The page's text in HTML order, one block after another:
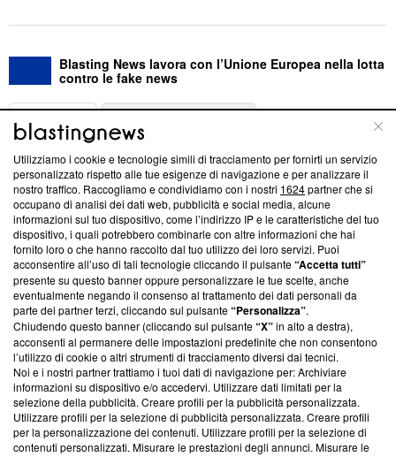
Blasting News lavora con l’Unione Europea nella lotta
contro le fake news
ABOUT
Questa sezione offre informazioni trasparenti su Blasting
News, sui nostri processi editoriali e su come ci impegniamo a
creare news di qualità. Inoltre, afferma la nostra aderenza a
‘Trust Project - News with Integrity’Blasting News non è
ancora membro del programma, ma ha richiesto di farne
parte; Trust Project non ha ancora effettuato una verifica di
conformità agli standard.
Su di noi
Team editoriale
Corporate
Redazione
Informativa Privacy
Utilizziamo i cookie e tecnologie simili di tracciamento per fornirti un servizio
personalizzato rispetto alle tue esigenze di navigazione e per analizzare il
nostro traffico. Raccogliamo e condividiamo con i nostri 1624partner che si
occupano di analisi dei dati web, pubblicità e social media, alcune
informazioni sul tuo dispositivo, come l’indirizzo IP e le caratteristiche del tuo
dispositivo, i quali potrebbero combinarle con altre informazioni che hai
fornito loro o che hanno raccolto dal tuo utilizzo dei loro servizi. Puoi
acconsentire all’uso di tali tecnologie cliccando il pulsante“Accetta tutti”
presente su questo banner oppure personalizzare le tue scelte, anche
eventualmente negando il consenso al trattamento dei dati personali da
parte dei partner terzi, cliccando sul pulsante“Personalizza”.
Chiudendo questo banner (cliccando sul pulsante“X”in alto a destra),
acconsenti al permanere delle impostazioni predefinite che non consentono
l’utilizzo di cookie o altri strumenti di tracciamento diversi dai tecnici.
Noi e i nostri partner trattiamo i tuoi dati di navigazione per: Archiviare
informazioni su dispositivo e/o accedervi. Utilizzare dati limitati per la
selezione della pubblicità. Creare profili per la pubblicità personalizzata.
Utilizzare profili per la selezione di pubblicità personalizzata. Creare profili
per la personalizzazione dei contenuti. Utilizzare profili per la selezione di
contenuti personalizzati. Misurare le prestazioni degli annunci. Misurare le